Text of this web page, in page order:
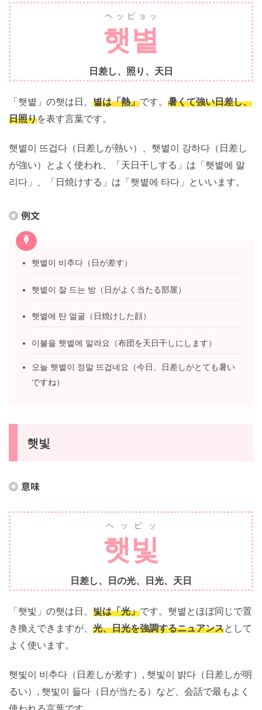
햇볕
ヘッピョッ
日差し、照り、天日
「햇볕」の햇は日、 볕は「熱」 です。 暑くて強い日差
し、日照り を表す言葉です。
햇볕이 뜨겁다（日差しが熱い）、햇볕이 강하다（日差
しが強い）とよく使われ、「天日干しする」は「햇볕에
말리다」、「日焼けする」は「햇볕에 타다」といいま
例文
햇볕이 비추다（日が差す）
햇볕이 잘 드는 방（日がよく当たる部屋）
햇볕에 탄 얼굴（日焼けした顔）
이불을 햇볕에 말려요（布団を天日干しにします）
오늘 햇볕이 정말 뜨겁네요（今日、日差しがとても暑
意味
햇빛
ヘッピッ
日差し、日の光、日光、天日
「햇빛」の햇は日、 빛は「光」です。햇볕とほぼ同じで
置き換えできますが、
してよく使います。
햇빛이 비추다（日差しが差す）, 햇빛이 밝다（日差しが